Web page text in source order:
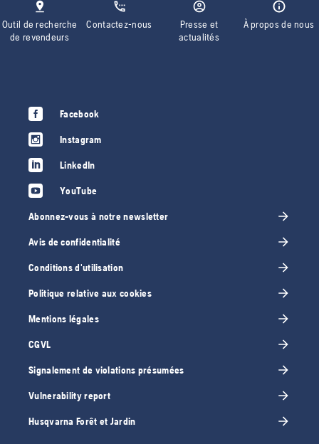
Outil de recherche
de revendeurs
Contactez-nous
Presse et
actualités
À propos de nous
Facebook
Instagram
LinkedIn
YouTube
Abonnez-vous à notre newsletter
Avis de confidentialité
Conditions d'utilisation
Politique relative aux cookies
Mentions légales
CGVL
Signalement de violations présumées
Vulnerability report
Husqvarna Forêt et Jardin